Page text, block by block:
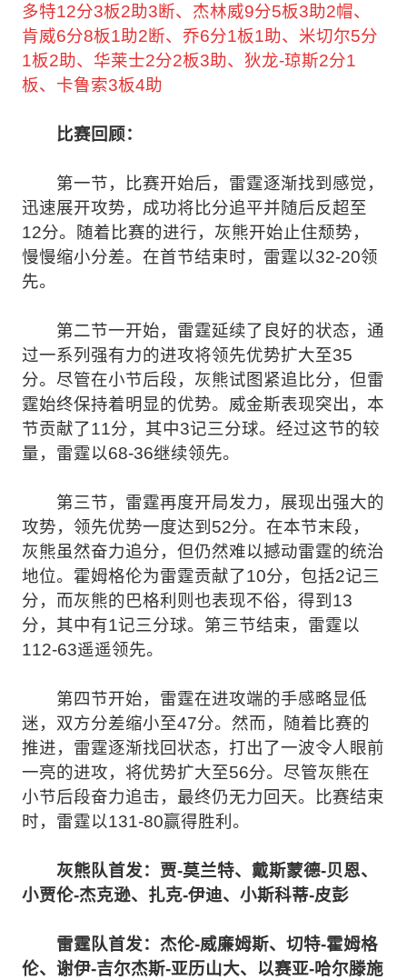
多特12分3板2助3断、杰林威9分5板3助2帽、
肯威6分8板1助2断、乔6分1板1助、米切尔5分
1板2助、华莱士2分2板3助、狄龙-琼斯2分1
板、卡鲁索3板4助
比赛回顾：
第一节，比赛开始后，雷霆逐渐找到感觉，
迅速展开攻势，成功将比分追平并随后反超至
12分。随着比赛的进行，灰熊开始止住颓势，
慢慢缩小分差。在首节结束时，雷霆以32-20领
先。
第二节一开始，雷霆延续了良好的状态，通
过一系列强有力的进攻将领先优势扩大至35
分。尽管在小节后段，灰熊试图紧追比分，但雷
霆始终保持着明显的优势。威金斯表现突出，本
节贡献了11分，其中3记三分球。经过这节的较
量，雷霆以68-36继续领先。
第三节，雷霆再度开局发力，展现出强大的
攻势，领先优势一度达到52分。在本节末段，
灰熊虽然奋力追分，但仍然难以撼动雷霆的统治
地位。霍姆格伦为雷霆贡献了10分，包括2记三
分，而灰熊的巴格利则也表现不俗，得到13
分，其中有1记三分球。第三节结束，雷霆以
112-63遥遥领先。
第四节开始，雷霆在进攻端的手感略显低
迷，双方分差缩小至47分。然而，随着比赛的
推进，雷霆逐渐找回状态，打出了一波令人眼前
一亮的进攻，将优势扩大至56分。尽管灰熊在
小节后段奋力追击，最终仍无力回天。比赛结束
时，雷霆以131-80赢得胜利。
灰熊队首发：贾-莫兰特、戴斯蒙德-贝恩、
小贾伦-杰克逊、扎克-伊迪、小斯科蒂-皮彭
雷霆队首发：杰伦-威廉姆斯、切特-霍姆格
伦、谢伊-吉尔杰斯-亚历山大、以赛亚-哈尔滕施